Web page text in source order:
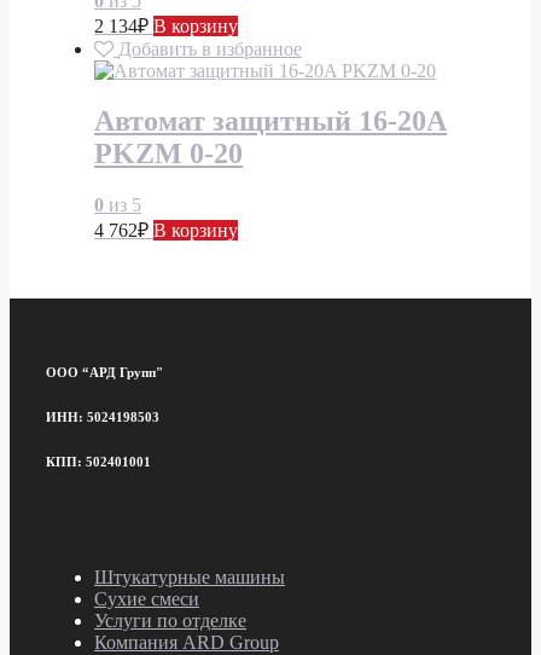
2 134₽ В корзину
Добавить в избранное
Автомат защитный 16-20A
PKZM 0-20
0 из 5
4 762₽ В корзину
ООО “АРД Групп"
ИНН: 5024198503
КПП: 502401001
Штукатурные машины
Сухие смеси
Услуги по отделке
Компания ARD Group